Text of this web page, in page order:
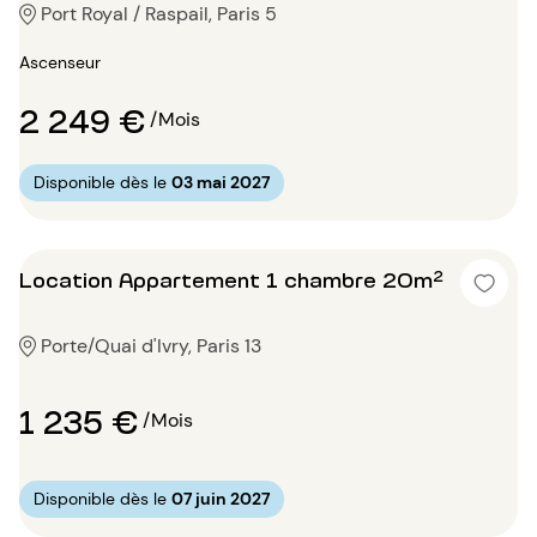
Port Royal / Raspail, Paris 5
Ascenseur
2 249 €/Mois
Disponible dès le 03 mai 2027
Location Appartement 1 chambre 20m²
Porte/Quai d'Ivry, Paris 13
1 235 €/Mois
Disponible dès le 07 juin 2027